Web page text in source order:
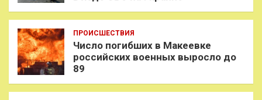
ПРОИСШЕСТВИЯ
Число погибших в Макеевке
российских военных выросло до
89